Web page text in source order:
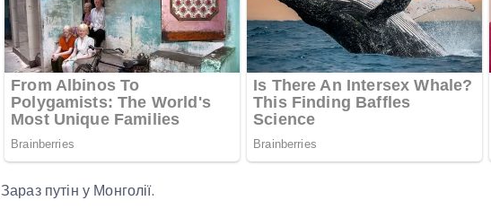
Зараз путін у Монголії.